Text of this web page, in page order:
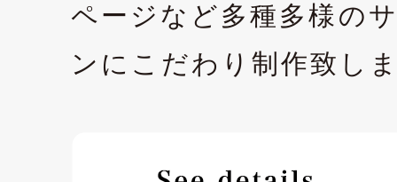
ページなど多種多様の
ンにこだわり制作致し